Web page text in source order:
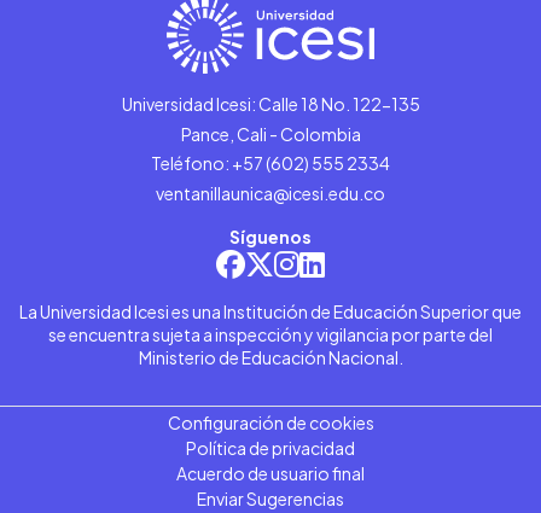
Universidad Icesi: Calle 18 No. 122-135
Pance, Cali - Colombia
Teléfono: +57 (602) 555 2334
ventanillaunica@icesi.edu.co
Síguenos
La Universidad Icesi es una Institución de Educación Superior que
se encuentra sujeta a inspección y vigilancia por parte del
Ministerio de Educación Nacional.
Configuración de cookies
Política de privacidad
Acuerdo de usuario final
Enviar Sugerencias